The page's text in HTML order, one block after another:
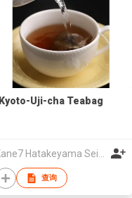
Kyoto-Uji-cha Teabag
查询